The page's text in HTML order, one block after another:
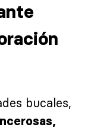
bucales,